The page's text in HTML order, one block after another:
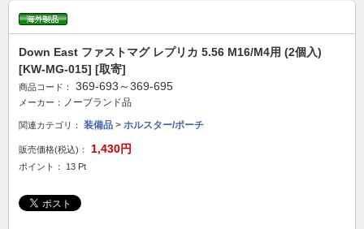
Down East ファストマグ レプリカ 5.56 M16/M4用 (2個入)
[KW-MG-015] [取寄]
商品コード： 369-693～369-695
メーカー： ノーブランド品
関連カテゴリ： 装備品 > ホルスター/ポーチ
販売価格(税込)： 1,430円
ポイント： 13 Pt